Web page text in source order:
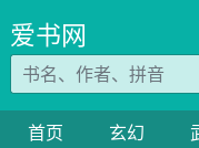
爱书网
首页 玄幻